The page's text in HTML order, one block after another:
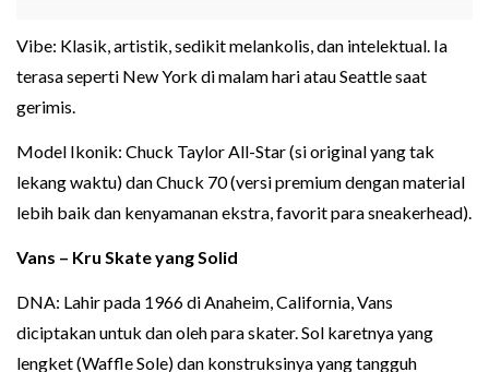
Vibe: Klasik, artistik, sedikit melankolis, dan intelektual. Ia
terasa seperti New York di malam hari atau Seattle saat
gerimis.
Model Ikonik: Chuck Taylor All-Star (si original yang tak
lekang waktu) dan Chuck 70 (versi premium dengan material
lebih baik dan kenyamanan ekstra, favorit para sneakerhead).
Vans – Kru Skate yang Solid
DNA: Lahir pada 1966 di Anaheim, California, Vans
diciptakan untuk dan oleh para skater. Sol karetnya yang
lengket (Waffle Sole) dan konstruksinya yang tangguh